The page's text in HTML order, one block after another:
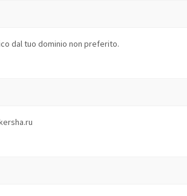
dal tuo dominio non preferito.